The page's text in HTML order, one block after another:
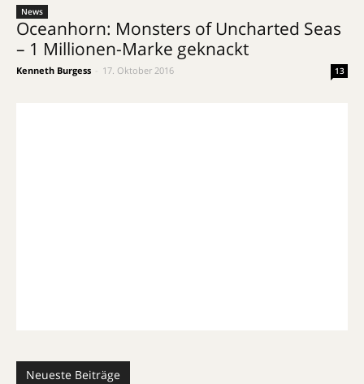
News
Oceanhorn: Monsters of Uncharted Seas
– 1 Millionen-Marke geknackt
Kenneth Burgess 17. Oktober 2016 13
Neueste Beiträge